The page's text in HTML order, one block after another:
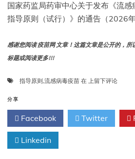
国家药监局药审中心关于发布《流
指导原则（试行）》的通告（2026年
感谢您阅读 疫苗网 文章！这篇文章是公开的，
标题或阅读更多!!!
指导原则,流感病毒疫苗 在 流
毒
疫
苗
上留下评论
分享
Facebook Twitter
Linkedin